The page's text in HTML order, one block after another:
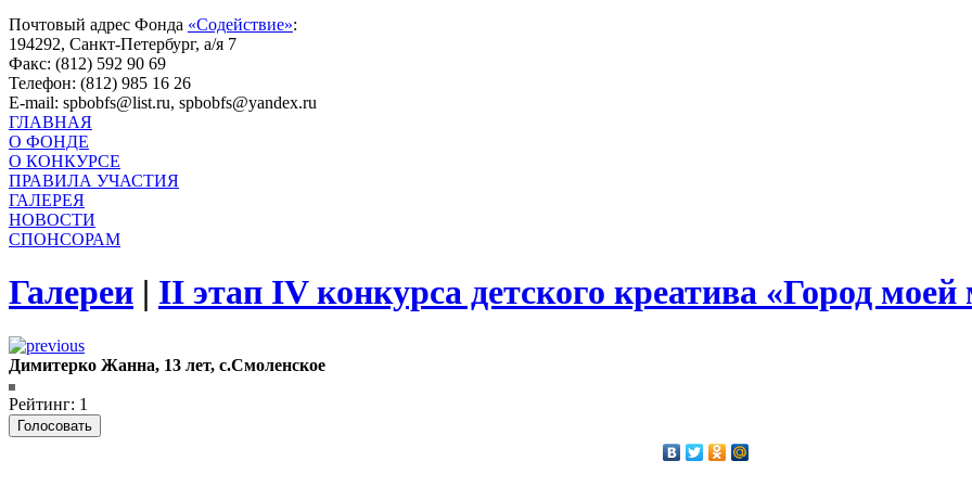
Почтовый адрес Фонда «Содействие»:
194292, Санкт-Петербург, а/я 7
Факс: (812) 592 90 69
Телефон: (812) 985 16 26
E-mail: spbobfs@list.ru, spbobfs@yandex.ru
ГЛАВНАЯ
О ФОНДЕ
О КОНКУРСЕ
ПРАВИЛА УЧАСТИЯ
ГАЛЕРЕЯ
НОВОСТИ
СПОНСОРАМ
Галереи | II этап IV конкурса детского креатива «Город
Димитерко Жанна, 13 лет, с.Смоленское
Рейтинг: 1